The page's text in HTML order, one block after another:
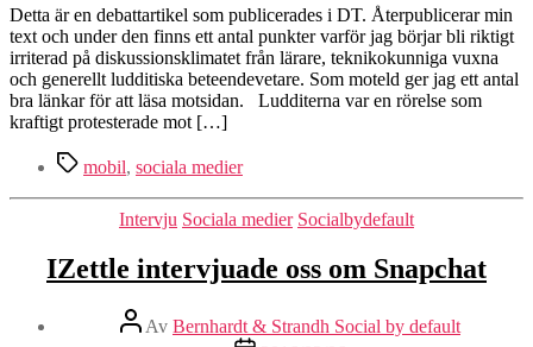
–
ett
bakslag
mot
sociala
Detta är en debattartikel som publicerades i DT. Återpublicerar min
text och under den finns ett antal punkter varför jag börjar bli riktigt
irriterad på diskussionsklimatet från lärare, teknikokunniga vuxna
och generellt ludditiska beteendevetare. Som moteld ger jag ett antal
bra länkar för att läsa motsidan. Ludditerna var en rörelse som
kraftigt protesterade mot […]
Etiketter
mobil, sociala medier
Kategorier
Intervju Sociala medier Socialbydefault
IZettle intervjuade oss om Snapchat
Inläggsförfattare
Av Bernhardt & Strandh Social by default